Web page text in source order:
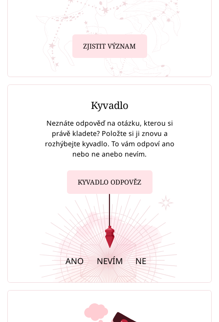
ZJISTIT VÝZNAM
Kyvadlo
Neznáte odpověď na otázku, kterou si
právě kladete? Položte si ji znovu a
rozhýbejte kyvadlo. To vám odpoví ano
nebo ne anebo nevím.
KYVADLO ODPOVĚZ
ANO NEVÍM NE